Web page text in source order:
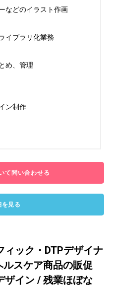
などのイラスト作画
イブラリ化業務
め、管理
ン制作
て問い合わせる
を見る
ィック・DTPデザイナ
スケア商品の販促
ザイン / 残業ほぼな